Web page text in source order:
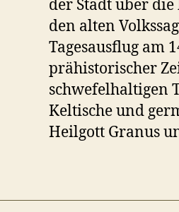
der Stadt über
den alten
Tagesausflug am
prähistorischer
schwefelhaltigen
Keltische und
Heilgott Granus